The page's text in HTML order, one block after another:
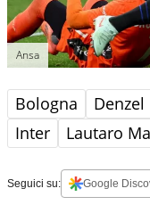
Ansa
Bologna
Inter
Lautaro
Seguici su: Google